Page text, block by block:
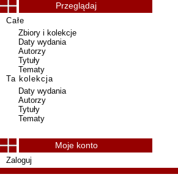
Przeglądaj
Całe
Zbiory i kolekcje
Daty wydania
Autorzy
Tytuły
Tematy
Ta kolekcja
Daty wydania
Autorzy
Tytuły
Tematy
Moje konto
Zaloguj